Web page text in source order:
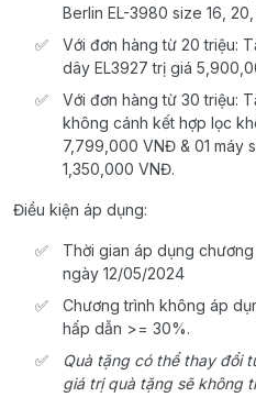
Berlin EL-3980 size 16,
Với đơn hàng từ 20 triệu:
dây EL3927 trị giá
Với đơn hàng từ 30 triệu:
không cánh kết hợp lọc
7,799,000 VNĐ & 01 máy
1,350,000 VNĐ.
Điều kiện áp dụng:
Thời gian áp dụng
ngày 12/05/2024
Chương trình không áp
hấp dẫn >= 30%.
Quà tặng có thể thay đổi
giá trị quà tặng sẽ không